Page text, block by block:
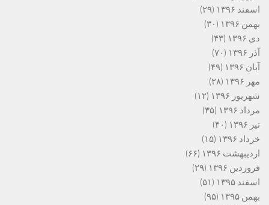
اسفند ۱۳۹۶
(۲۹)
بهمن ۱۳۹۶
(۳۰)
دی ۱۳۹۶
(۴۳)
آذر ۱۳۹۶
(۷۰)
آبان ۱۳۹۶
(۴۹)
مهر ۱۳۹۶
(۲۸)
شهریور ۱۳۹۶
(۱۲)
مرداد ۱۳۹۶
(۳۵)
تیر ۱۳۹۶
(۴۰)
خرداد ۱۳۹۶
(۱۵)
اردیبهشت ۱۳۹۶
(۶۶)
فروردین ۱۳۹۶
(۲۹)
اسفند ۱۳۹۵
(۵۱)
بهمن ۱۳۹۵
(۹۵)